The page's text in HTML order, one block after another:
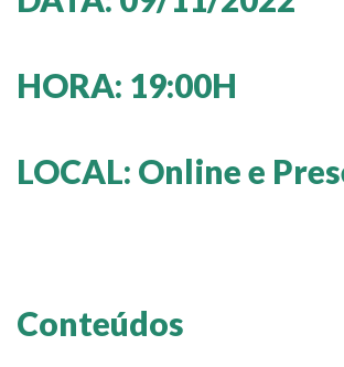
HORA: 19:00H
LOCAL: Online e
Conteúdos